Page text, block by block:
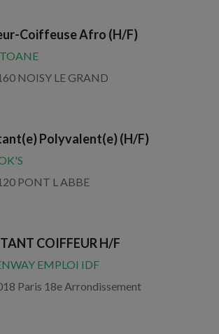
Coiffeuse Afro (H/F)
NOISY LE GRAND
Polyvalent(e) (H/F)
PONT L ABBE
COIFFEUR H/F
EMPLOI IDF
Paris 18e Arrondissement